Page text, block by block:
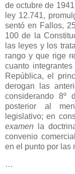
de octubre de
ley 12.741,
sentó en Fallos,
100 de
la
las leyes y los
rango y que rige
cuanto
República, el
derogan las
considerando 8º
posterior al
legislativo; en
examen
la
convenio
en el punto por las
…